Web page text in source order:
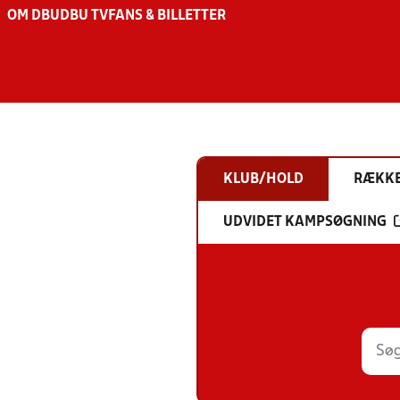
OM DBU DBU TV FANS & BILLETTER
KLUB/HOLD
UDVIDET KAMPSØGNING